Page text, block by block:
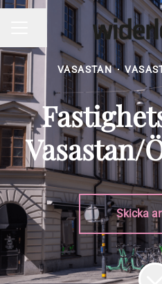
KARRIÄRMENY
Dela sidan
VASASTAN ·
Vasastan/
Skicka